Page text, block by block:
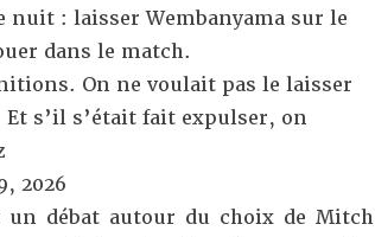
nuit : laisser Wembanyama sur le
dans le match.
On ne voulait pas le laisser
s’il s’était fait expulser, on
2026
débat autour du choix de Mitch